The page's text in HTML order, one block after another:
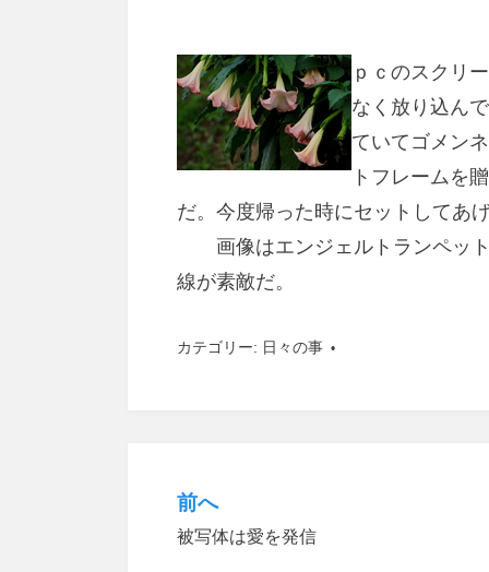
ｐｃのスクリ
なく放り込ん
ていてゴメン
トフレームを
だ。今度帰った時にセットしてあげ
画像はエンジェルトランペット
線が素敵だ。
カテゴリー: 日々の事
投
稿
前へ
被写体は愛を発信